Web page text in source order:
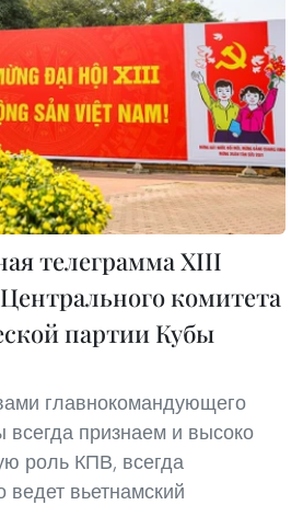
телеграмма XIII
комитета
партии Кубы
главнокомандующего
признаем и высоко
роль КПВ, всегда
вьетнамский